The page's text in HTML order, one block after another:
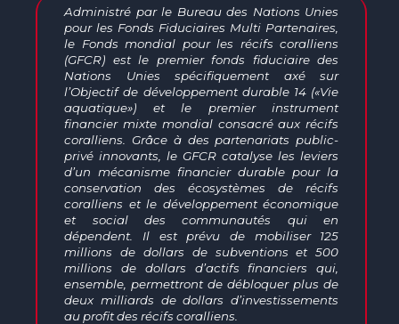
Administré par le Bureau des Nations Unies
pour les Fonds Fiduciaires Multi Partenaires,
le Fonds mondial pour les récifs coralliens
(GFCR) est le premier fonds fiduciaire des
Nations Unies spécifiquement axé sur
l’Objectif de développement durable 14 («Vie
aquatique») et le premier instrument
financier mixte mondial consacré aux récifs
coralliens. Grâce à des partenariats public-
privé innovants, le GFCR catalyse les leviers
d’un mécanisme financier durable pour la
conservation des écosystèmes de récifs
coralliens et le développement économique
et social des communautés qui en
dépendent. Il est prévu de mobiliser 125
millions de dollars de subventions et 500
millions de dollars d’actifs financiersqui,
ensemble, permettront de débloquer plus de
deux milliards de dollars d’investissements
au profit des récifs coralliens.